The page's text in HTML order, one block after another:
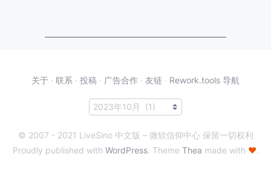
关于 · 联系 · 投稿 · 广告合作 · 友链 · Rework.tools 导航
© 2007 - 2021 LiveSino 中文版 – 微软信仰中心 保留一切权利
Proudly published with WordPress. Theme Thea made with ♥.